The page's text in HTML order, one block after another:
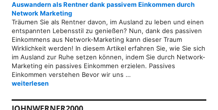
Auswandern als Rentner dank passivem Einkommen durch
Network Marketing
Träumen Sie als Rentner davon, im Ausland zu leben und einen
entspannten Lebensstil zu genießen? Nun, dank des passiven
Einkommens aus Network-Marketing kann dieser Traum
Wirklichkeit werden! In diesem Artikel erfahren Sie, wie Sie sich
im Ausland zur Ruhe setzen können, indem Sie durch Network-
Marketing ein passives Einkommen erzielen. Passives
Einkommen verstehen Bevor wir uns …
Auswandern als Rentner dank passivem Einkommen durch
weiterlesen